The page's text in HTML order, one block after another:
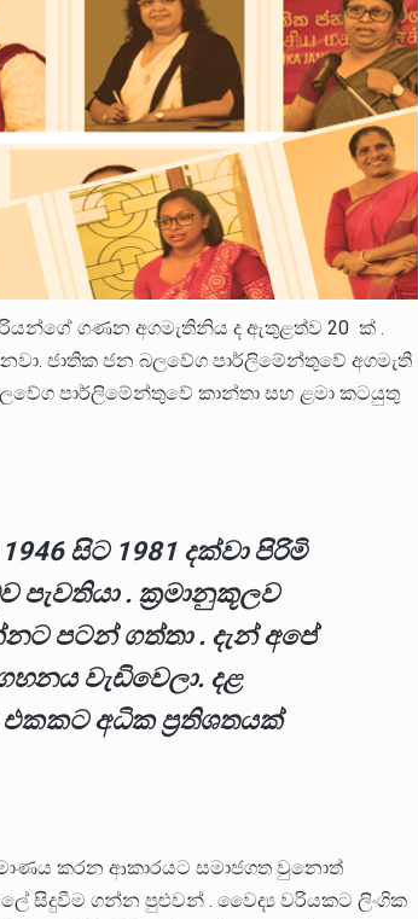
ගණන අගමැතිනිය ද ඇතුළත්ව 20 ක් .
ජාතික ජන බලවේග පාර්ලිමේන්තුවේ අගමැති
පාර්ලිමේන්තුවේ කාන්තා සහ ළමා කටයුතු
සිට 1981 දක්වා පිරිමි
. ක්‍රමානුකූලව
පටන් ගත්තා . දැන් අපේ
වැඩිවෙලා. දළ
එකකට අධික ප්‍රතිශතයක්
කරන ආකාරයට සමාජගත වුනොත්
සිදුවීම ගන්න පුළුවන් . වෛද්‍ය වරියකට ලිංගික